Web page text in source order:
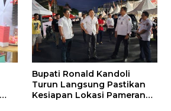
Bupati Ronald Kandoli
Turun Langsung Pastikan
Kesiapan Lokasi Pameran